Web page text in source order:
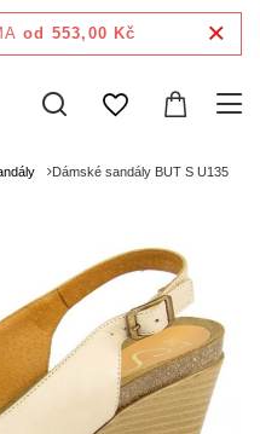
od 553,00 Kč
Dámské sandály BUT S U135